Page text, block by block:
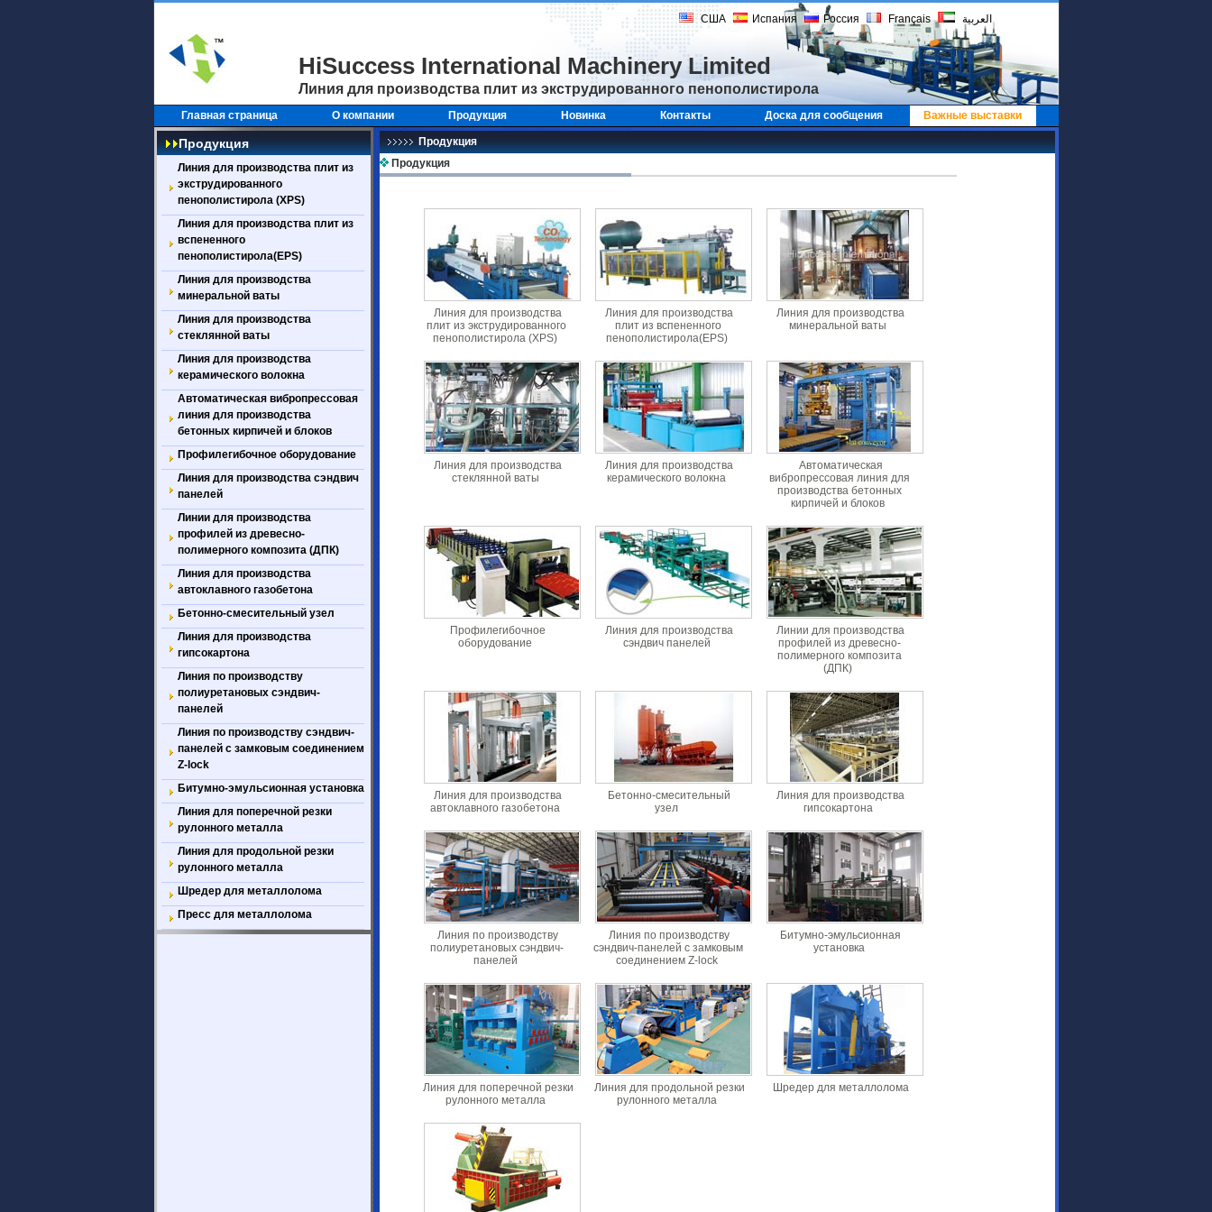
США Испания Россия Français العربية
HiSuccess International MachineryLimited
Линия для производства плит из экструдированного пенополистирола
Главная страница О компании Продукция Новинка Контакты Доска для сообщения Важные выставки
Продукция
Линия для производства плит из
экструдированного
пенополистирола (XPS)
Линия для производства плит из
вспененного
пенополистирола(EPS)
Линия для производства
минеральной ваты
Линия для производства
стеклянной ваты
Линия для производства
керамического волокна
Автоматическая вибропрессовая
линия для производства
бетонных кирпичей и блоков
Профилегибочное оборудование
Линия для производства сэндвич
панелей
Линии для производства
профилей из древесно-
полимерного композита (ДПК)
Линия для производства
автоклавного газобетона
Бетонно-смесительный узел
Линия для производства
гипсокартона
Линия по производству
полиуретановых сэндвич-
панелей
Линия по производству сэндвич-
панелей с замковым соединением
Z-lock
Битумно-эмульсионная установка
Линия для поперечной резки
рулонного металла
Линия для продольной резки
рулонного металла
Шредер для металлолома
Пресс для металлолома
Продукция
Продукция
Линия для производства
плит из экструдированного
пенополистирола (XPS)
Линия для производства
плит из вспененного
пенополистирола(EPS)
Линия для производства
минеральной ваты
Линия для производства
стеклянной ваты
Линия для производства
керамического волокна
Автоматическая
вибропрессовая линия для
производства бетонных
кирпичей и блоков
Профилегибочное
оборудование
Линия для производства
сэндвич панелей
Линии для производства
профилей из древесно-
полимерного композита
(ДПК)
Линия для производства
автоклавного газобетона
Бетонно-смесительный
узел
Линия для производства
гипсокартона
Линия по производству
полиуретановых сэндвич-
панелей
Линия по производству
сэндвич-панелей с замковым
соединением Z-lock
Битумно-эмульсионная
установка
Линия для поперечной резки
рулонного металла
Линия для продольной резки
рулонного металла
Шредер для металлолома